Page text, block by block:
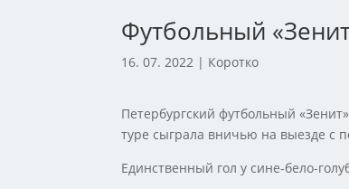
Футбольный
16. 07. 2022 | Коротко
Петербургский футбольный
туре сыграла вничью на выезде с
Единственный гол у сине-бело-